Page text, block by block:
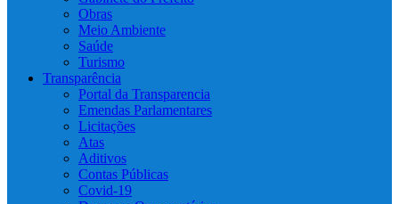
Obras
Meio Ambiente
Saúde
Turismo
Transparência
Portal da Transparencia
Emendas Parlamentares
Licitações
Atas
Aditivos
Contas Públicas
Covid-19